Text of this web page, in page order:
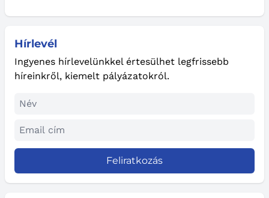
Hírlevél
Ingyenes hírlevelünkkel értesülhet legfrissebb
híreinkről, kiemelt pályázatokról.
Feliratkozás